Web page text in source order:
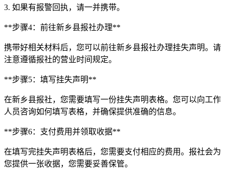
3. 如果有报警回执，请一并携带。
**步骤4：前往新乡县报社办理**
携带好相关材料后，您可以前往新乡县报社办理挂失声明。请
注意遵循报社的营业时间规定。
**步骤5：填写挂失声明**
在新乡县报社，您需要填写一份挂失声明表格。您可以向工作
人员咨询如何填写表格，并确保提供准确的信息。
**步骤6：支付费用并领取收据**
在填写完挂失声明表格后，您需要支付相应的费用。报社会为
您提供一张收据，您需要妥善保管。